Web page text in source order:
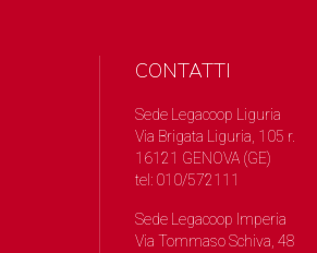
CONTATTI
Sede Legacoop Liguria
Via Brigata Liguria, 105 r.
16121 GENOVA (GE)
tel: 010/572111
Sede Legacoop Imperia
Via Tommaso Schiva, 48